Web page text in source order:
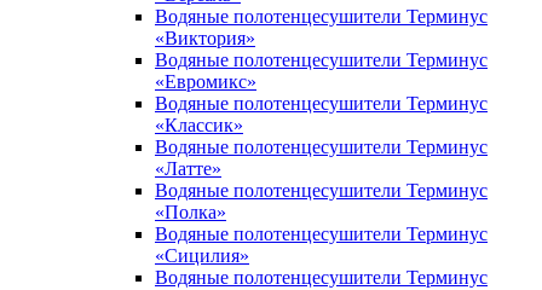
Водяные полотенцесушители Терминус
«Виктория»
Водяные полотенцесушители Терминус
«Евромикс»
Водяные полотенцесушители Терминус
«Классик»
Водяные полотенцесушители Терминус
«Латте»
Водяные полотенцесушители Терминус
«Полка»
Водяные полотенцесушители Терминус
«Сицилия»
Водяные полотенцесушители Терминус